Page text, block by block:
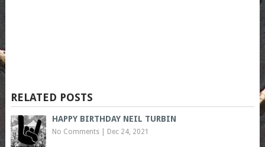
RELATED POSTS
HAPPY BIRTHDAY NEIL TURBIN
No Comments| Dec 24, 2021